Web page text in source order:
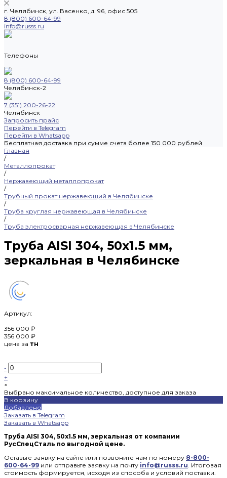
г. Челябинск, ул. Васенко, д. 96, офис 505
8 (800) 600-64-99
info@russs.ru
Телефоны
8 (800) 600-64-99
Челябинск-2
7 (351) 200-26-22
Челябинск
Запросить прайс
Перейти в Telegram
Перейти в Whatsapp
Бесплатная доставка при сумме счета более 150 000 рублей
Главная
/
Металлопрокат
/
Нержавеющий металлопрокат
/
Трубный прокат нержавеющий в Челябинске
/
Труба круглая нержавеющая в Челябинске
/
Труба электросварная нержавеющая в Челябинске
Труба AISI 304, 50х1.5 мм,
зеркальная в Челябинске
Артикул:
356 000 ₽
356 000 ₽
цена за тн
-
+
×
Выбрано максимальное количество, доступное для заказа
В корзину
Добавлено
Заказать в Telegram
Заказать в Whatsapp
Труба AISI 304, 50х1.5 мм, зеркальная от компании
РусСпецСталь по выгодной цене.
Оставьте заявку на сайте или позвоните нам по номеру 8-800-
600-64-99 или отправьте заявку на почту info@russs.ru. Итоговая
стоимость формируется, исходя из способа и условий поставки.